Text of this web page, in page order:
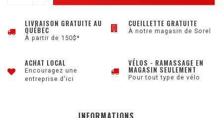
LIVRAISON GRATUITE AU
QUÉBEC
À partir de 150$*
CUEILLETTE GRATUITE
À notre magasin de Sorel
ACHAT LOCAL
Encouragez une
entreprise d'ici
VÉLOS - RAMASSAGE EN
MAGASIN SEULEMENT
Pour tout type de vélo